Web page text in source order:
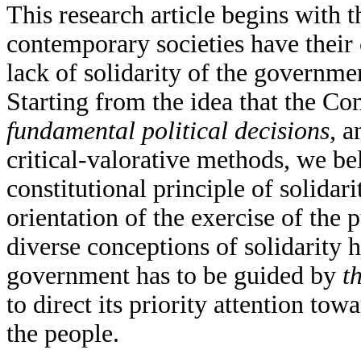
This research article begins with
contemporary societies have
lack of solidarity of the
Starting from the idea that the
fundamental political decisions,
critical-valorative methods, we
constitutional principle of
orientation of the exercise of the
diverse conceptions of solidarity
government has to be guided by
to direct its priority attention
the people.